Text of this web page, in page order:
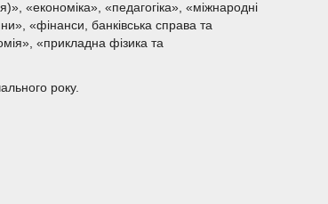
«економіка», «педагогіка», «міжнародні
«фінанси, банківська справа та
«прикладна фізика та
року.